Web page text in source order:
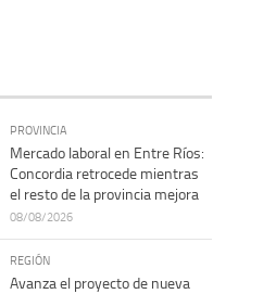
PROVINCIA
Mercado laboral en Entre Ríos:
Concordia retrocede mientras
el resto de la provincia mejora
08/08/2026
REGIÓN
Avanza el proyecto de nueva